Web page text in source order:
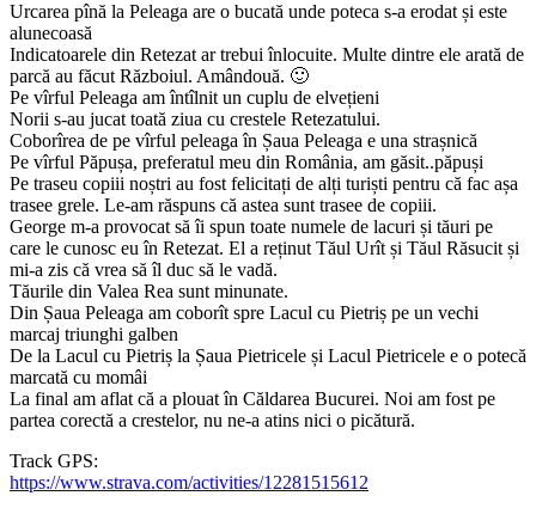
Urcarea pînă la Peleaga are o bucată unde poteca s-a erodat și este
alunecoasă
Indicatoarele din Retezat ar trebui înlocuite. Multe dintre ele arată de
parcă au făcut Războiul. Amândouă. 🙂
Pe vîrful Peleaga am întîlnit un cuplu de elvețieni
Norii s-au jucat toată ziua cu crestele Retezatului.
Coborîrea de pe vîrful peleaga în Șaua Peleaga e una strașnică
Pe vîrful Păpușa, preferatul meu din România, am găsit..păpuși
Pe traseu copiii noștri au fost felicitați de alți turiști pentru că fac așa
trasee grele. Le-am răspuns că astea sunt trasee de copiii.
George m-a provocat să îi spun toate numele de lacuri și tăuri pe
care le cunosc eu în Retezat. El a reținut Tăul Urît și Tăul Răsucit și
mi-a zis că vrea să îl duc să le vadă.
Tăurile din Valea Rea sunt minunate.
Din Șaua Peleaga am coborît spre Lacul cu Pietriș pe un vechi
marcaj triunghi galben
De la Lacul cu Pietriș la Șaua Pietricele și Lacul Pietricele e o potecă
marcată cu momâi
La final am aflat că a plouat în Căldarea Bucurei. Noi am fost pe
partea corectă a crestelor, nu ne-a atins nici o picătură.
Track GPS:
https://www.strava.com/activities/12281515612